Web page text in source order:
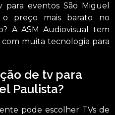
eventos São Miguel
preço mais barato no
A ASM Audiovisual tem
com muita tecnologia para
de tv para
Paulista?
pode escolher TVs de